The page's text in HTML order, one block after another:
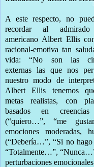
A este respecto, no
recordar al admirado
americano Albert Ellis
racional-emotiva tan
vida: “No son las
externas las que nos
nuestro modo de
Albert Ellis tenemos
metas realistas, con
basados en creencias
(“quiero…”, “me
emociones moderadas,
(“Debería…”, “Si no
“Totalmente…”,
perturbaciones